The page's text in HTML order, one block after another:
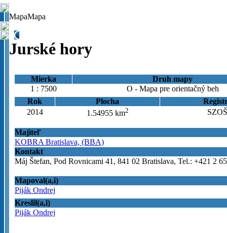
MapaMapa
Jurské hory
Mierka
Druh mapy
1 : 7500
O - Mapa pre orientačný beh
Rok
Plocha
2014
1.54955 km2
Majiteľ
KOBRA Bratislava, (BBA)
Kontakt
Máj Štefan, Pod Rovnicami 41, 841 02 Bratislava, Tel.: +421 2
Mapoval(a,i)
Piják Ondrej
Kreslil(a,i)
Piják Ondrej